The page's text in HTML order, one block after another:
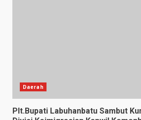
Daerah
Plt.Bupati Labuhanbatu Sambut